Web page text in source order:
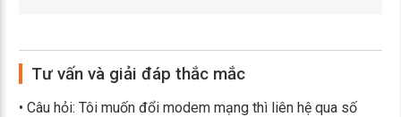
Tư vấn và giải đáp thắc mắc
• Câu hỏi: Tôi muốn đổi modem mạng thì liên hệ qua số